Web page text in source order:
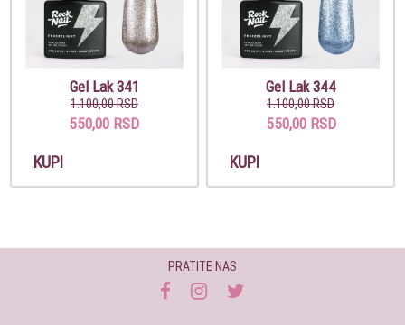
Gel Lak 341
1.100,00 RSD
550,00 RSD
KUPI
Gel Lak 344
1.100,00 RSD
550,00 RSD
KUPI
PRATITE NAS